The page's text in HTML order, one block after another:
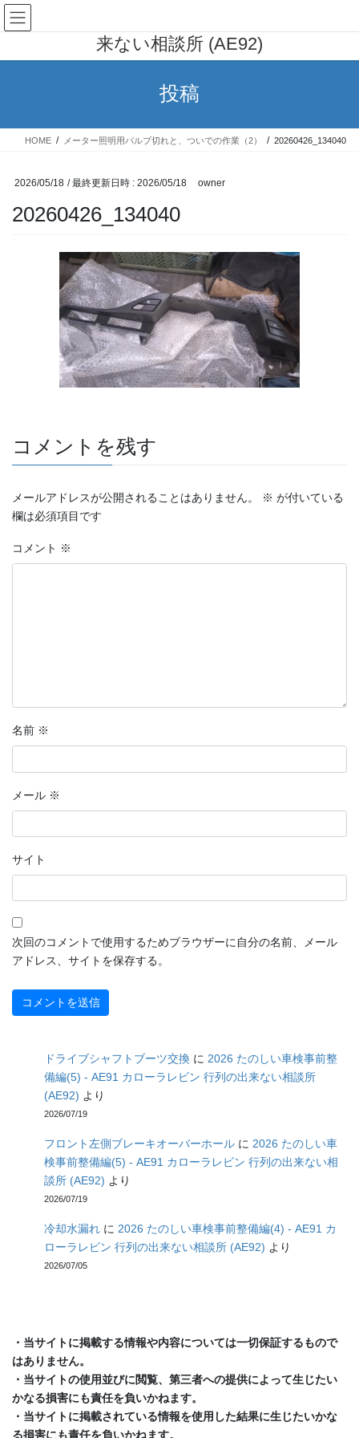
コ
ン
ン
ナ
ビ
ー
来ない相談所 (AE92)
投稿
HOME メーター照明用バルブ切れと、ついでの作業（2） 20260426_134040
2026/05/18 / 最終更新日時 : 2026/05/18 owner
20260426_134040
コメントを残す
メールアドレスが公開されることはありません。 ※ が付いている
欄は必須項目です
コメント ※
名前 ※
メール ※
サイト
次回のコメントで使用するためブラウザーに自分の名前、メール
アドレス、サイトを保存する。
ドライブシャフトブーツ交換 に 2026 たのしい車検事前整
備編(5) - AE91 カローラレビン 行列の出来ない相談所
(AE92) より
2026/07/19
フロント左側ブレーキオーバーホール に 2026 たのしい車
検事前整備編(5) - AE91 カローラレビン 行列の出来ない相
談所 (AE92) より
2026/07/19
冷却水漏れ に 2026 たのしい車検事前整備編(4) - AE91 カ
ローラレビン 行列の出来ない相談所 (AE92) より
2026/07/05
・当サイトに掲載する情報や内容については一切保証するもので
はありません。
・当サイトの使用並びに閲覧、第三者への提供によって生じたい
かなる損害にも責任を負いかねます。
・当サイトに掲載されている情報を使用した結果に生じたいかな
る損害にも責任を負いかねます。